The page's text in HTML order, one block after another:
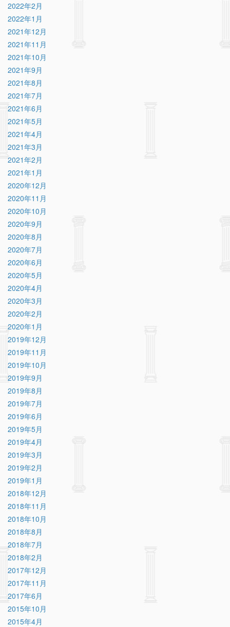
2022年2月
2022年1月
2021年12月
2021年11月
2021年10月
2021年9月
2021年8月
2021年7月
2021年6月
2021年5月
2021年4月
2021年3月
2021年2月
2021年1月
2020年12月
2020年11月
2020年10月
2020年9月
2020年8月
2020年7月
2020年6月
2020年5月
2020年4月
2020年3月
2020年2月
2020年1月
2019年12月
2019年11月
2019年10月
2019年9月
2019年8月
2019年7月
2019年6月
2019年5月
2019年4月
2019年3月
2019年2月
2019年1月
2018年12月
2018年11月
2018年10月
2018年8月
2018年7月
2018年2月
2017年12月
2017年11月
2017年6月
2015年10月
2015年4月